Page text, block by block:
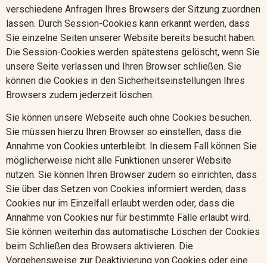
verschiedene Anfragen Ihres Browsers der Sitzung zuordnen
lassen. Durch Session-Cookies kann erkannt werden, dass
Sie einzelne Seiten unserer Website bereits besucht haben.
Die Session-Cookies werden spätestens gelöscht, wenn Sie
unsere Seite verlassen und Ihren Browser schließen. Sie
können die Cookies in den Sicherheitseinstellungen Ihres
Browsers zudem jederzeit löschen.
Sie können unsere Webseite auch ohne Cookies besuchen.
Sie müssen hierzu Ihren Browser so einstellen, dass die
Annahme von Cookies unterbleibt. In diesem Fall können Sie
möglicherweise nicht alle Funktionen unserer Website
nutzen. Sie können Ihren Browser zudem so einrichten, dass
Sie über das Setzen von Cookies informiert werden, dass
Cookies nur im Einzelfall erlaubt werden oder, dass die
Annahme von Cookies nur für bestimmte Fälle erlaubt wird.
Sie können weiterhin das automatische Löschen der Cookies
beim Schließen des Browsers aktivieren. Die
Vorgehensweise zur Deaktivierung von Cookies oder eine